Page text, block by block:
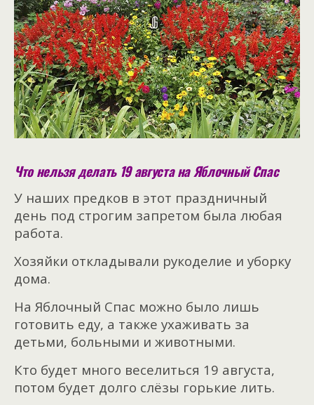
Что нельзя делать 19 августа на Яблочный Спас
У наших предков в этот праздничный
день под строгим запретом была любая
работа.
Хозяйки откладывали рукоделие и уборку
дома.
На Яблочный Спас можно было лишь
готовить еду, а также ухаживать за
детьми, больными и животными.
Кто будет много веселиться 19 августа,
потом будет долго слёзы горькие лить.